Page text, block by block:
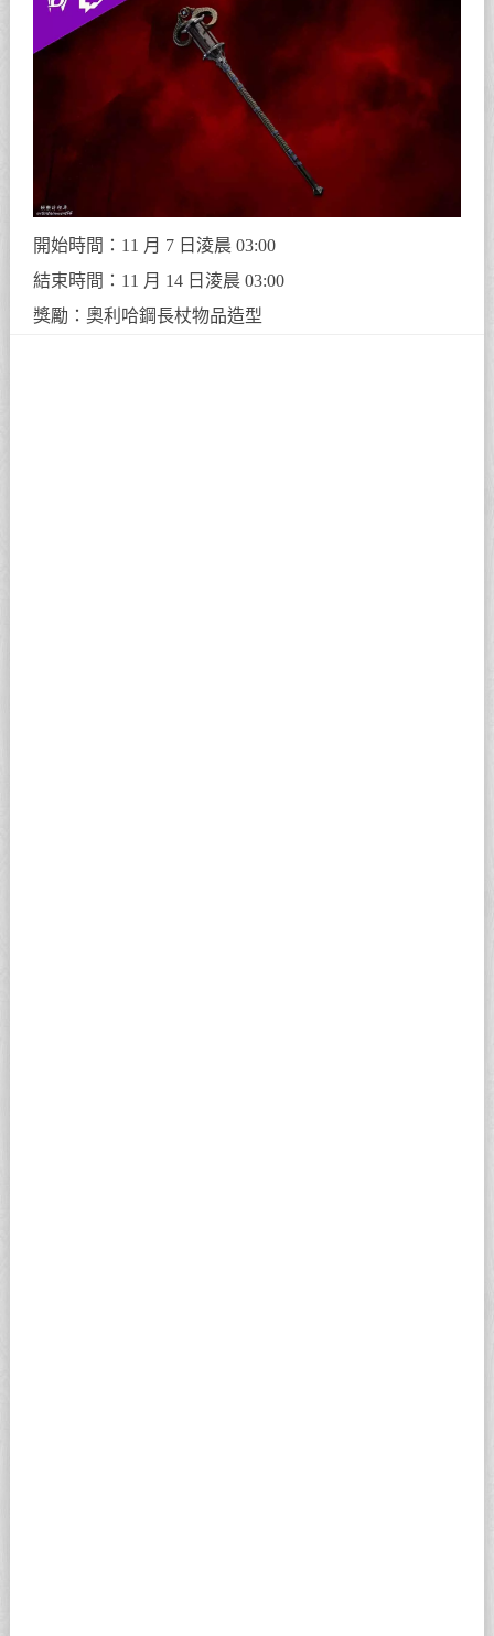
開始時間：11 月 7 日淩晨 03:00
結束時間：11 月 14 日淩晨 03:00
獎勵：奧利哈鋼長杖物品造型